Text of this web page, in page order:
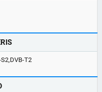
T2